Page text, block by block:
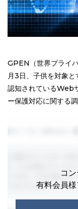
GPEN（世界プライ
月3日、子供を対象
認知されているWeb
ー保護対応に関する
コ
有料会員